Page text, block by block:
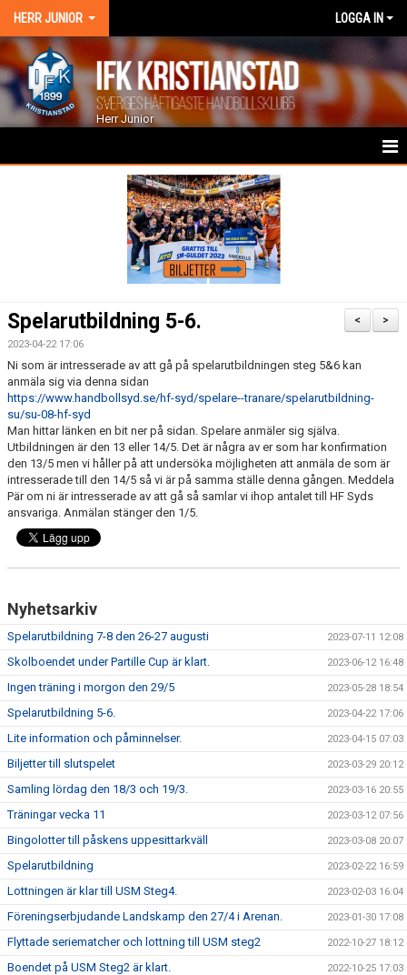
HERR JUNIOR LOGGA IN
Herr Junior
GÄSTBOK
BILDGALLERI
DOKUMENT
KONTAKT
MATCHER
>
<
Spelarutbildning 5-6.
2023-04-22 17:06
Ni som är intresserade av att gå på spelarutbildningen steg 5&6 kan
anmäla sig via denna sidan
https://www.handbollsyd.se/hf-syd/spelare--tranare/spelarutbildning-
su/su-08-hf-syd
Man hittar länken en bit ner på sidan. Spelare anmäler sig själva.
Utbildningen är den 13 eller 14/5. Det är några av er som har konfirmation
den 13/5 men vi håller på att undersöka möjligheten att anmäla de som är
intresserade till den 14/5 så vi är på samma ställe denna gången. Meddela
Pär om ni är intresserade av att gå så samlar vi ihop antalet till HF Syds
ansvariga. Anmälan stänger den 1/5.
Nyhetsarkiv
Spelarutbildning 7-8 den 26-27 augusti 2023-07-11 12:08
Skolboendet under Partille Cup är klart. 2023-06-12 16:48
Ingen träning i morgon den 29/5 2023-05-28 18:54
Spelarutbildning 5-6. 2023-04-22 17:06
Lite information och påminnelser. 2023-04-15 07:03
Biljetter till slutspelet 2023-03-29 20:12
Samling lördag den 18/3 och 19/3. 2023-03-16 20:55
Träningar vecka 11 2023-03-12 07:56
Bingolotter till påskens uppesittarkväll 2023-03-08 20:07
Spelarutbildning 2023-02-22 16:59
Lottningen är klar till USM Steg4. 2023-02-03 16:04
Föreningserbjudande Landskamp den 27/4 i Arenan. 2023-01-30 17:08
Flyttade seriematcher och lottning till USM steg2 2022-10-27 18:12
Boendet på USM Steg2 är klart. 2022-10-25 17:03